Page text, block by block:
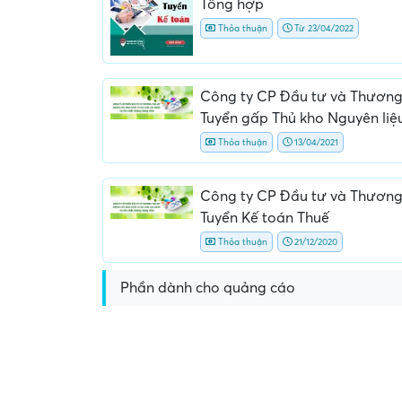
Tổng hợp
Thỏa thuận Từ 23/04/2022
Công ty CP Đầu tư và
Tuyển gấp Thủ kho Nguyên
Thỏa thuận 13/04/2021
Công ty CP Đầu tư và
Tuyển Kế toán Thuế
Thỏa thuận 21/12/2020
Phần dành cho quảng cáo
giữ chỗ...